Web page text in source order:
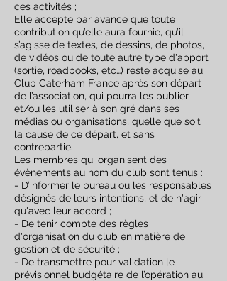
ces activités ;
Elle accepte par avance que toute
contribution qu’elle aura fournie, qu’il
s’agisse de textes, de dessins, de photos,
de vidéos ou de toute autre type d'apport
(sortie, roadbooks, etc…) reste acquise au
Club Caterham France après son départ
de l’association, qui pourra les publier
et/ou les utiliser à son gré dans ses
médias ou organisations, quelle que soit
la cause de ce départ, et sans
contrepartie.
Les membres qui organisent des
évènements au nom du club sont tenus :
- D’informer le bureau ou les responsables
désignés de leurs intentions, et de n'agir
qu'avec leur accord ;
- De tenir compte des règles
d'organisation du club en matière de
gestion et de sécurité ;
- De transmettre pour validation le
prévisionnel budgétaire de l’opération au